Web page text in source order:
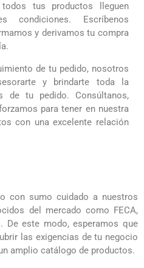
tus productos lleguen
condiciones. Escríbenos
y derivamos tu compra
de tu pedido, nosotros
y brindarte toda la
de tu pedido. Consúltanos,
para tener en nuestra
con una excelente relación
con sumo cuidado a nuestros
del mercado como FECA,
De este modo, esperamos que
las exigencias de tu negocio
amplio catálogo de productos.